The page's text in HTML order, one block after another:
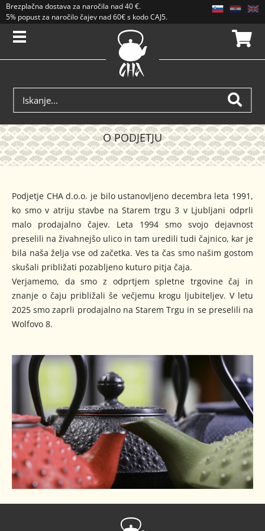
Brezplačna dostava za naročila nad40 €.
5% popust za naročilo čajev nad 60€ s kodo CAJ5. Popusti se ne seštevajo.
O PODJETJU
Podjetje CHA d.o.o. je bilo ustanovljeno decembra leta 1991,
ko smo v atriju stavbe na Starem trgu 3 v Ljubljani odprli
malo prodajalno čajev. Leta 1994 smo svojo dejavnost
preselili na živahnejšo ulico in tam uredili tudi čajnico, kar je
bila naša želja vse od začetka. Ves ta čas smo našim gostom
skušali približati pozabljeno kuturo pitja čaja.
Verjamemo, da smo z odprtjem spletne trgovine čaj in
znanje o čaju približali še večjemu krogu ljubiteljev. V letu
2025 smo zaprli prodajalno na Starem Trgu in se preselili na
Wolfovo 8.